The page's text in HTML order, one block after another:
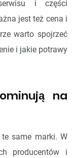
i części
jest też cena i
warto spojrzeć
i jakie potrawy
na
same marki. W
producentów i